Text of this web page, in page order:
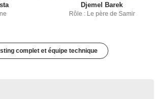
Djemel Barek
Rôle : Le père de Samir
complet et équipe technique